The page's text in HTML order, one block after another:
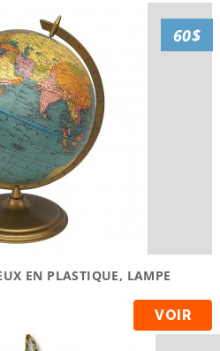
EN PLASTIQUE, LAMPE
VOIR
60$